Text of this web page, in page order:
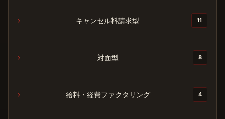
キャンセル料請求型 11
対面型 8
給料・経費ファクタリング 4